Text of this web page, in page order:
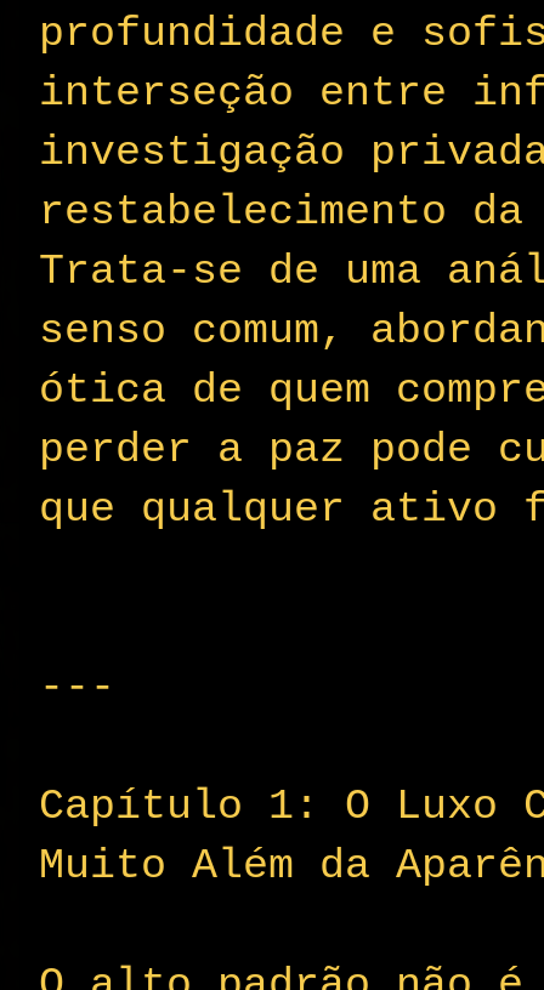
profundidade e
interseção entre
investigação
restabelecimento da
Trata-se de uma
senso comum,
ótica de quem
perder a paz pode
que qualquer ativo
---
Capítulo 1: O Luxo
Muito Além da